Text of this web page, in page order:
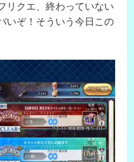
リクエ、終わっていない
いぞ！そういう今日この